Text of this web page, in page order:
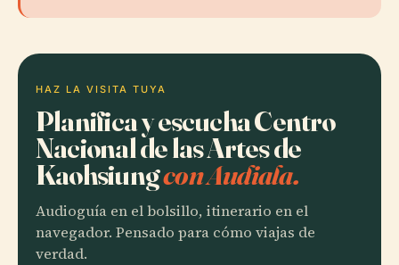
HAZ LA VISITA TUYA
Planifica y escucha Centro
Nacional de las Artes de
Kaohsiungcon Audiala.
Audioguía en el bolsillo, itinerario en el
navegador. Pensado para cómo viajas de
verdad.